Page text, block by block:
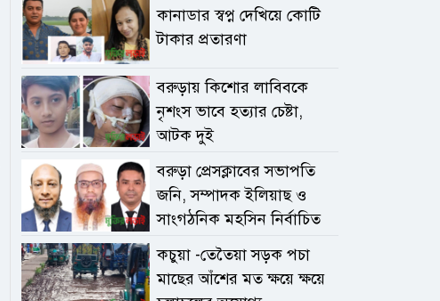
কানাডার স্বপ্ন দেখিয়ে কোটি
টাকার প্রতারণা
বরুড়ায় কিশোর লাবিবকে
নৃশংস ভাবে হত্যার চেষ্টা,
আটক দুই
বরুড়া প্রেসক্লাবের সভাপতি
জনি, সম্পাদক ইলিয়াছ ও
সাংগঠনিক মহসিন নির্বাচিত
কচুয়া -তেতৈয়া সড়ক পচা
মাছের আঁশের মত ক্ষয়ে ক্ষয়ে